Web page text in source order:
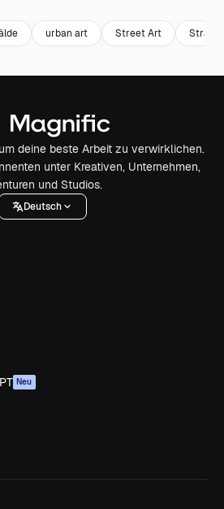
urban art Street Art
deine beste Arbeit zu verwirklichen.
unter Kreativen, Unternehmen,
und Studios.
Deutsch
Neu